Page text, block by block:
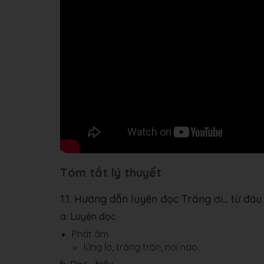
Tóm tắt lý thuyết
1.1. Hướng dẫn luyện đọc Trăng ơi... từ
a. Luyện đọc
Phát âm
lửng lơ, trăng tròn, nơi nào.